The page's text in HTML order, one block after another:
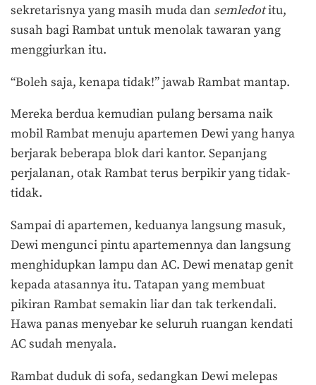
sekretarisnya yang masih muda dan semledotitu,
susah bagi Rambat untuk menolak tawaran yang
menggiurkan itu.
“Boleh saja, kenapa tidak!” jawab Rambat mantap.
Mereka berdua kemudian pulang bersama naik
mobil Rambat menuju apartemen Dewi yang hanya
berjarak beberapa blok dari kantor. Sepanjang
perjalanan, otak Rambat terus berpikir yang tidak-
tidak.
Sampai di apartemen, keduanya langsung masuk,
Dewi mengunci pintu apartemennya dan langsung
menghidupkan lampu dan AC. Dewi menatap genit
kepada atasannya itu. Tatapan yang membuat
pikiran Rambat semakin liar dan tak terkendali.
Hawa panas menyebar ke seluruh ruangan kendati
AC sudah menyala.
Rambat duduk di sofa, sedangkan Dewi melepas